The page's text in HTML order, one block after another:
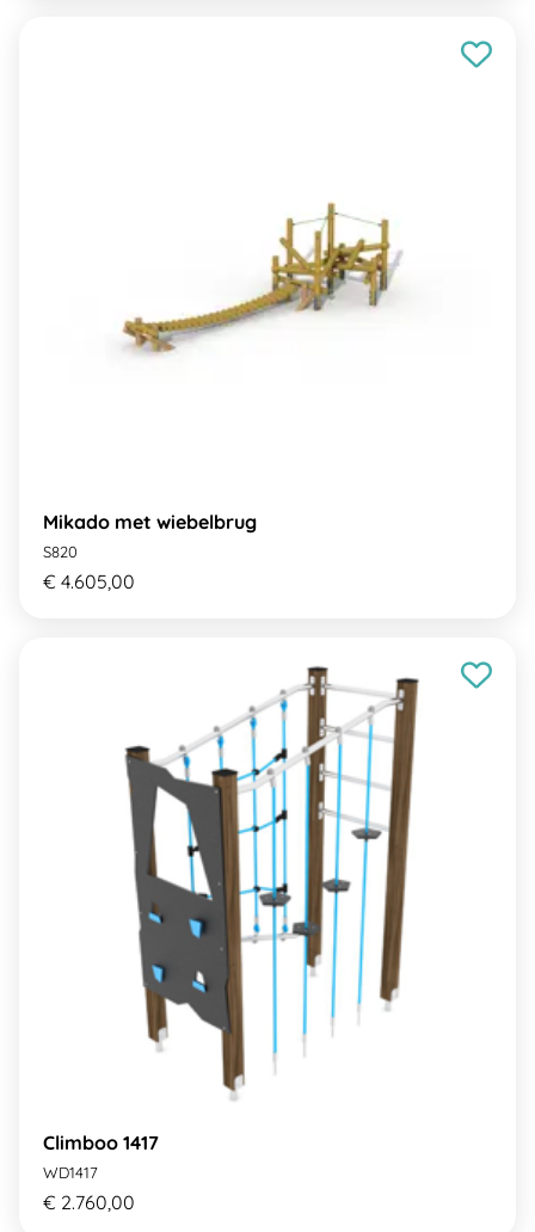
Mikado met wiebelbrug
S820
€ 4.605,00
Climboo 1417
WD1417
€ 2.760,00